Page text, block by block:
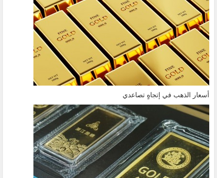
أسعار الذهب في إتجاهٍ تصاعدي